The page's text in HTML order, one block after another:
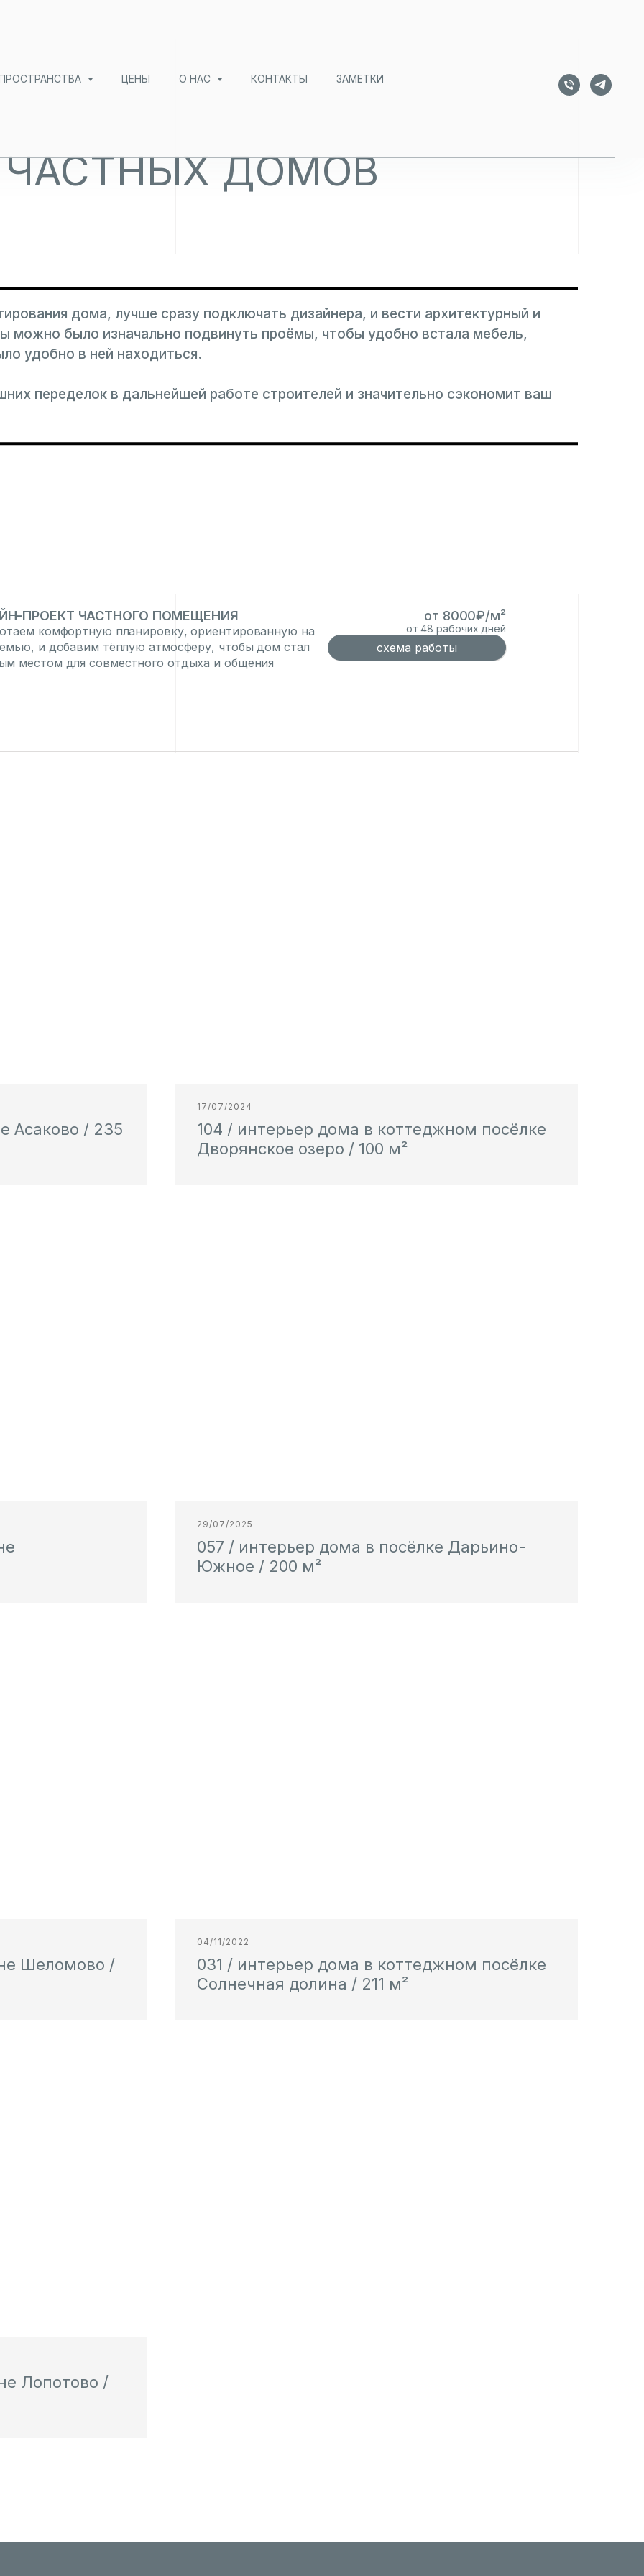
ЦЕНЫ О НАС КОНТАКТЫ ЗАМЕТКИ
ЧАСТНЫХ ДОМОВ
дома, лучше сразу подключать дизайнера, и вести архитектурный и
можно было изначально подвинуть проёмы, чтобы удобно встала мебель,
удобно в ней находиться.
переделок в дальнейшей работе строителей и значительно сэкономит ваш
ПРОЕКТ ЧАСТНОГО ПОМЕЩЕНИЯ
комфортную планировку, ориентированную на
и добавим тёплую атмосферу, чтобы дом стал
местом для совместного отдыха и общения
от 8000₽/м²
от 48 рабочих дней
схема работы
Асаково / 235
17/07/2024
104 / интерьер дома в коттеджном посёлке
Дворянское озеро / 100 м²
29/07/2025
057 / интерьер дома в посёлке Дарьино-
Южное / 200 м²
Шеломово /
04/11/2022
031 / интерьер дома в коттеджном посёлке
Солнечная долина / 211 м²
Лопотово /